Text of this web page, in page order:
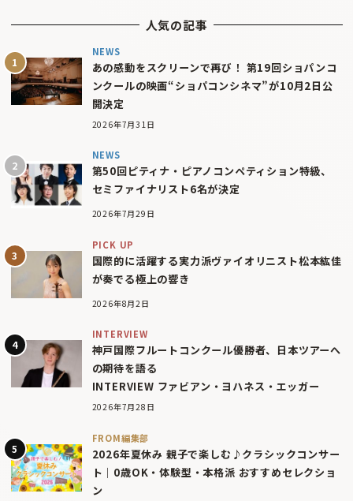
人気の記事
NEWS
あの感動をスクリーンで再び！ 第19回ショパンコ
ンクールの映画“ショパコンシネマ”が10月2日公
開決定
2026年7月31日
NEWS
第50回ピティナ・ピアノコンペティション特級、
セミファイナリスト6名が決定
2026年7月29日
PICK UP
国際的に活躍する実力派ヴァイオリニスト松本紘佳
が奏でる極上の響き
2026年8月2日
INTERVIEW
神戸国際フルートコンクール優勝者、日本ツアーへ
の期待を語る
INTERVIEW ファビアン・ヨハネス・エッガー
2026年7月28日
FROM編集部
2026年夏休み 親子で楽しむ♪クラシックコンサー
ト｜0歳OK・体験型・本格派 おすすめセレクショ
ン